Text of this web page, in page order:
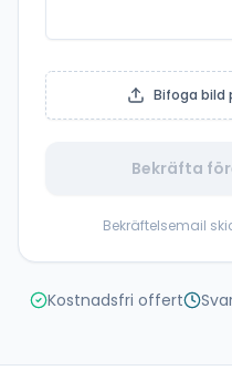
Bifoga
Bekräfta
Bekräftelsemail
Kostnadsfri offert